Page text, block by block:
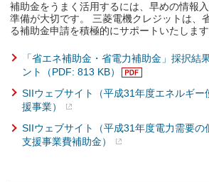
補助金をうまく活用するには、早めの情報
準備が大切です。 三菱電機クレジットは、
る補助金申請を積極的にサポートいたします
「省エネ補助金・省電力補助金」採択結
ント（PDF: 813 KB）
SIIウェブサイト（平成31年度エネルギー
援事業）
SIIウェブサイト（平成31年度電力需要の
支援事業費補助金）